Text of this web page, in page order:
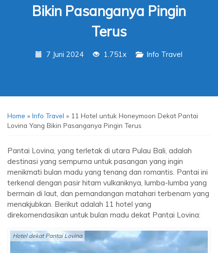
Bikin Pasanganya Pingin
Terus
7 Juni 2024 1.751x Info Travel
Home » Info Travel » 11 Hotel untuk Honeymoon Dekat Pantai
Lovina Yang Bikin Pasanganya Pingin Terus
Pantai Lovina, yang terletak di utara Pulau Bali, adalah
destinasi yang sempurna untuk pasangan yang ingin
menikmati bulan madu yang tenang dan romantis. Pantai ini
terkenal dengan pasir hitam vulkaniknya, lumba-lumba yang
bermain di laut, dan pemandangan matahari terbenam yang
menakjubkan. Berikut adalah 11 hotel yang
direkomendasikan untuk bulan madu dekat Pantai Lovina:
Hotel dekat Pantai Lovina